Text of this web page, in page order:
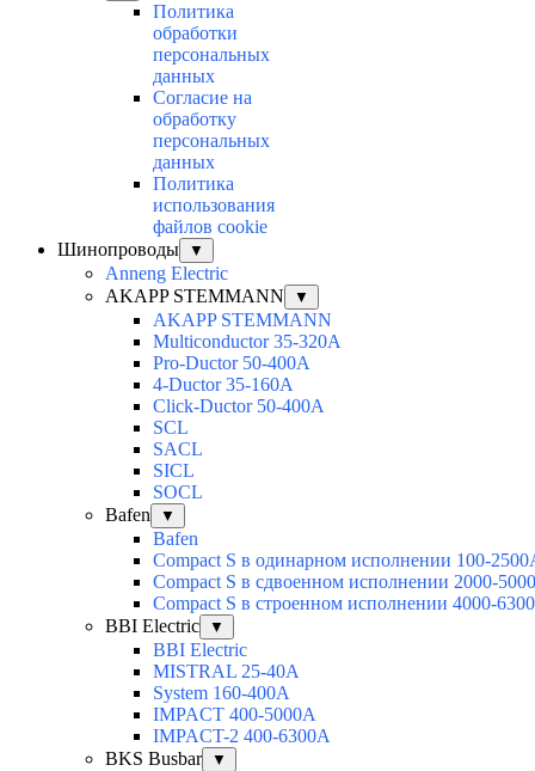
Политика
обработки
персональных
данных
Согласие на
обработку
персональных
данных
Политика
использования
файлов cookie
Шинопроводы
▼
Anneng Electric
AKAPP STEMMANN
▼
AKAPP STEMMANN
Multiconductor 35-320A
Pro-Ductor 50-400A
4-Ductor 35-160A
Click-Ductor 50-400A
SCL
SACL
SICL
SOCL
Bafen
▼
Bafen
Compact S в одинарном исполнении 100-
Compact S в сдвоенном исполнении 2000-
Compact S в строенном исполнении 4000-
BBI Electric
▼
BBI Electric
MISTRAL 25-40А
System 160-400А
IMPACT 400-5000А
IMPACT-2 400-6300А
BKS Busbar
▼